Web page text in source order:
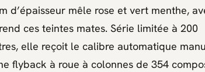
d’épaisseur mêle rose et vert menthe,
ces teintes mates. Série limitée à 200
elle reçoit le calibre automatique
flyback à roue à colonnes de 354